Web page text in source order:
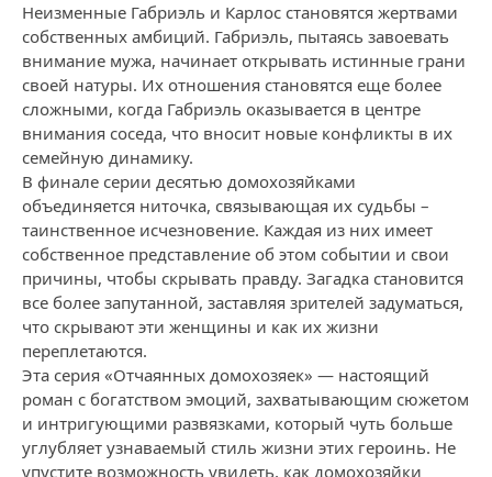
Неизменные Габриэль и Карлос становятся жертвами
собственных амбиций. Габриэль, пытаясь завоевать
внимание мужа, начинает открывать истинные грани
своей натуры. Их отношения становятся еще более
сложными, когда Габриэль оказывается в центре
внимания соседа, что вносит новые конфликты в их
семейную динамику.
В финале серии десятью домохозяйками
объединяется ниточка, связывающая их судьбы –
таинственное исчезновение. Каждая из них имеет
собственное представление об этом событии и свои
причины, чтобы скрывать правду. Загадка становится
все более запутанной, заставляя зрителей задуматься,
что скрывают эти женщины и как их жизни
переплетаются.
Эта серия «Отчаянных домохозяек» — настоящий
роман с богатством эмоций, захватывающим сюжетом
и интригующими развязками, который чуть больше
углубляет узнаваемый стиль жизни этих героинь. Не
упустите возможность увидеть, как домохозяйки